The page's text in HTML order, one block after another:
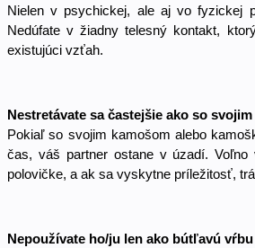
Nielen v psychickej, ale aj vo fyzickej
Nedúfate v žiadny telesný kontakt,
existujúci vzťah.
Nestretávate sa častejšie ako so
Pokiaľ so svojim kamošom alebo
čas, váš partner ostane v úzadí. Voľno
polovičke, a ak sa vyskytne príležitosť,
Nepoužívate ho/ju len ako bútľavú vŕbu